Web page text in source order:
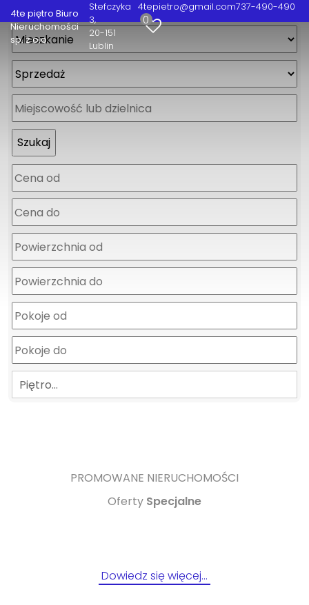
4te piętro Biuro
Nieruchomości
sp. z o.o.
Stefczyka
3
20-151
Lublin
4tepietro@gmail.com737-490-490
0
Piętro…
PROMOWANE NIERUCHOMOŚCI
Oferty Specjalne
Dowiedz się więcej…